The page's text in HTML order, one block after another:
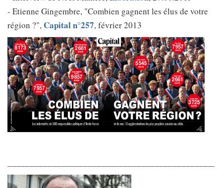
- Etienne Gingembre, "Combien gagnent les élus de votre
région ?", Capital n°257, février 2013